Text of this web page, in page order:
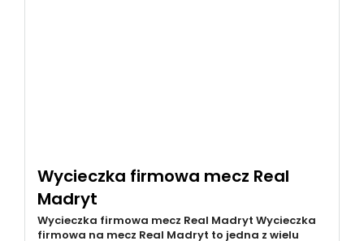
Wycieczka firmowa mecz Real
Madryt
Wycieczka firmowa mecz Real Madryt Wycieczka
firmowa na mecz Real Madryt to jedna z wielu